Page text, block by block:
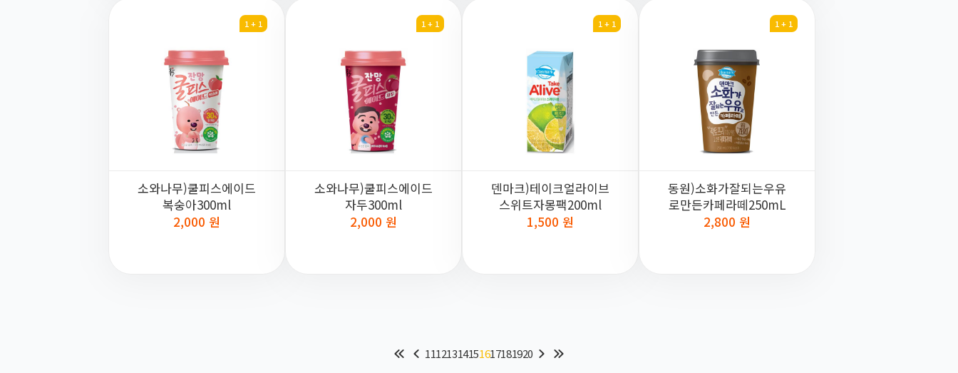
1 + 1
소와나무)쿨피스에이드
복숭아300ml
2,000 원
1 + 1
소와나무)쿨피스에이드
자두300ml
2,000 원
1 + 1
덴마크)테이크얼라이브
스위트자몽팩200ml
1,500 원
1 + 1
동원)소화가잘되는우유
로만든카페라떼250mL
2,800 원
11121314151617181920